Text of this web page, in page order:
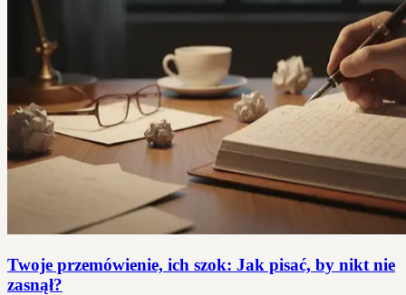
Twoje przemówienie, ich szok: Jak pisać, by nikt nie
zasnął?